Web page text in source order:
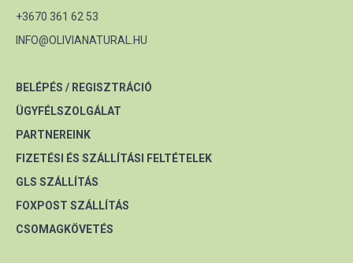
+3670 361 62 53
INFO@OLIVIANATURAL.HU
BELÉPÉS / REGISZTRÁCIÓ
ÜGYFÉLSZOLGÁLAT
PARTNEREINK
FIZETÉSI ÉS SZÁLLÍTÁSI FELTÉTELEK
GLS SZÁLLÍTÁS
FOXPOST SZÁLLÍTÁS
CSOMAGKÖVETÉS